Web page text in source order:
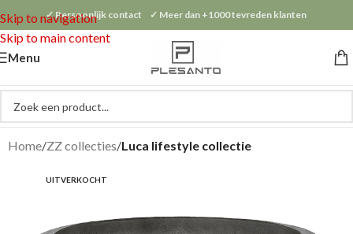
Skip to navigation
Skip to main content
✓ Persoonlijk contact ✓ Meer dan +1000 tevreden klanten
Menu
Home ZZ collecties Luca lifestyle collectie
UITVERKOCHT